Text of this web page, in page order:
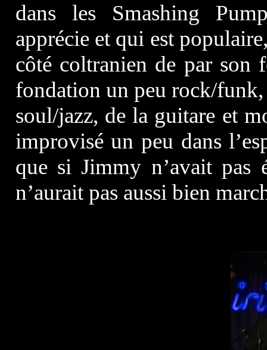
dans les Smashing
apprécie et qui est
côté coltranien de par son
fondation un peu rock/
soul/jazz, de la guitare et
improvisé un peu dans
que si Jimmy n’avait
n’aurait pas aussi bien